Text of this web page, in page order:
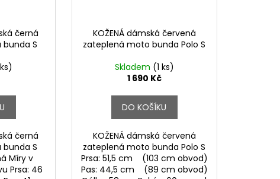
černá
S
černá
S
Míry v
Prsa: 46
KOŽENÁ dámská červená
zateplená moto bunda Polo S
Skladem (1 ks)
1 690 Kč
DO KOŠÍKU
KOŽENÁ dámská červená
zateplená moto bunda Polo S
Prsa: 51,5 cm (103 cm obvod)
Pas: 44,5 cm (89 cm obvod)